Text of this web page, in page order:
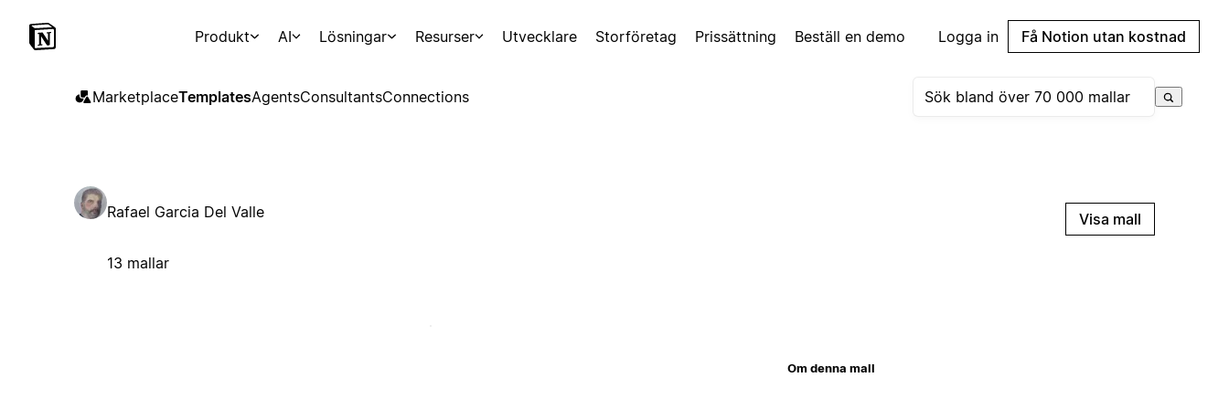
Produkt AI Lösningar Resurser Utvecklare Storföretag Prissättning Beställ en demo Logga in Få Notion utan kostnad
MarketplaceTemplatesAgentsConsultantsConnections
Rafael Garcia Del Valle
13 mallar
Visa mall
Om denna mall